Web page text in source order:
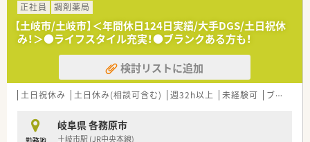
の働き方を選択できます
■調剤併設型だけでなく「医療モール・クリニック併設店舗」「敷
地内薬局」「訪問調剤特化型店舗」など様々な店舗を運営してい
ます
■在宅医療にも積極的取り組んでおり「訪問調剤特化型店舗」を
50店舗以上、無菌調剤室は業界最多の51店舗設置しています
■「プラチナくるみん認定企業」「健康経営優良法人2023（大規模
法人部門）認定」等を取得し一人ひとりが働きやすい環境が整備
■充実した研修制度、人事制度、評価制度、キャリア支援制度等
があるのも特徴です
正社員
調剤薬局
【土岐市/土岐市】＜年間休日124日実績/大手DGS/土日祝休
み！＞●ライフスタイル充実！●ブランクある方も！
検討リストに追加
土日祝休み 土日休み(相談可含む) 週32h以上 未経験可 ブランク可
岐阜県 各務原市
土岐市駅 (JR中央本線)